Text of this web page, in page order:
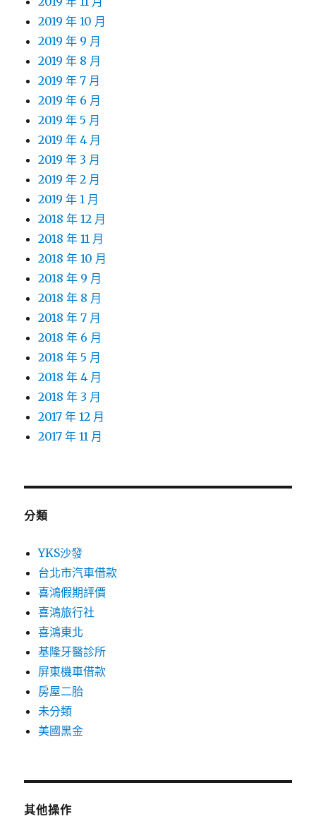
2019 年 10 月
2019 年 9 月
2019 年 8 月
2019 年 7 月
2019 年 6 月
2019 年 5 月
2019 年 4 月
2019 年 3 月
2019 年 2 月
2019 年 1 月
2018 年 12 月
2018 年 11 月
2018 年 10 月
2018 年 9 月
2018 年 8 月
2018 年 7 月
2018 年 6 月
2018 年 5 月
2018 年 4 月
2018 年 3 月
2017 年 12 月
2017 年 11 月
分類
YKS沙發
台北市汽車借款
喜鴻假期評價
喜鴻旅行社
喜鴻東北
基隆牙醫診所
屏東機車借款
房屋二胎
未分類
美國黑金
其他操作